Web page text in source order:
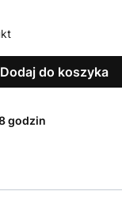
Dodaj do koszyka
godzin